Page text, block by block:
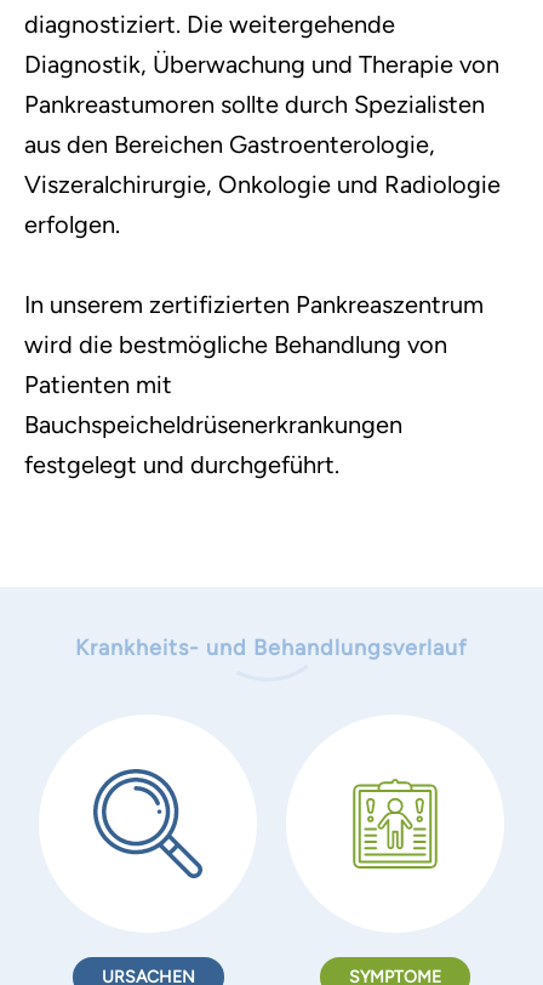
diagnostiziert. Die weitergehende
Diagnostik, Überwachung und Therapie von
Pankreastumoren sollte durch Spezialisten
aus den Bereichen Gastroenterologie,
Viszeralchirurgie, Onkologie und Radiologie
erfolgen.
In unserem zertifizierten Pankreaszentrum
wird die bestmögliche Behandlung von
Patienten mit
Bauchspeicheldrüsenerkrankungen
festgelegt und durchgeführt.
Krankheits- und Behandlungsverlauf
URSACHEN SYMPTOME